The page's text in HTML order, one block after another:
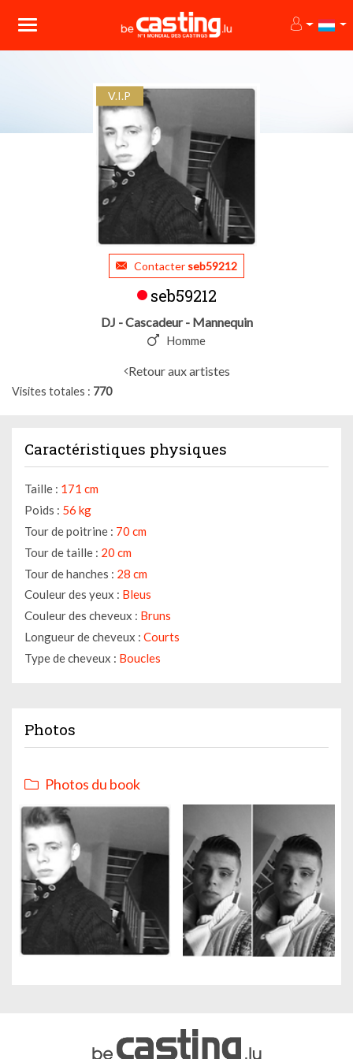
V.I.P
Contacter seb59212
seb59212
DJ - Cascadeur - Mannequin
Homme
Retour aux artistes
Visites totales 770
Caractéristiques physiques
Taille : 171 cm
Poids : 56 kg
Tour de poitrine : 70 cm
Tour de taille : 20 cm
Tour de hanches : 28 cm
Couleur des yeux : Bleus
Couleur des cheveux : Bruns
Longueur de cheveux : Courts
Type de cheveux : Boucles
Photos
Photos du book